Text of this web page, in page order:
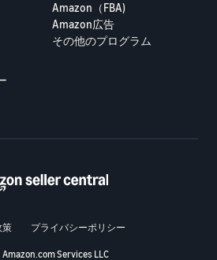
Amazon（FBA)
Amazon広告
その他のプログラム
策 プライバシーポリシー
Services LLC